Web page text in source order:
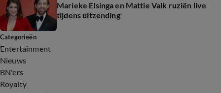
Marieke Elsinga en Mattie Valk ruziën live
tijdens uitzending
Categorieën
Entertainment
Nieuws
BN'ers
Royalty